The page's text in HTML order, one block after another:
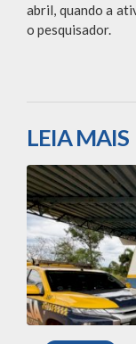
abril, quando a
o pesquisador.
LEIA MAIS